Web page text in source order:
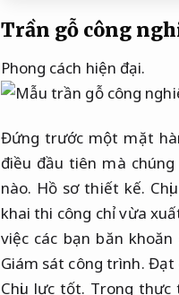
Trần gỗ công
Phong cách hiện đại.
Đứng trước một mặt
điều đầu tiên mà
nào. Hồ sơ thiết kế.
khai thi công chỉ vừa
việc các bạn băn
Giám sát công trình. Đạt
Chịu lực tốt. Trong thực